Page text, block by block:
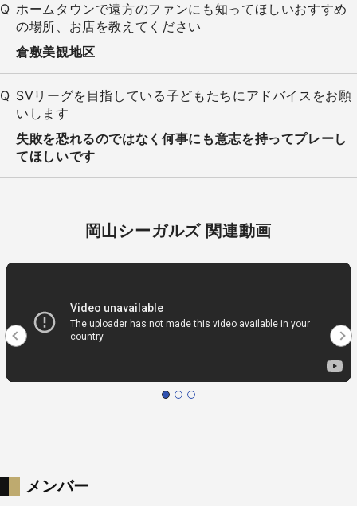
ホームタウンで遠方のファンにも知ってほしいおすすめ
の場所、お店を教えてください
倉敷美観地区
SVリーグを目指している子どもたちにアドバイスをお願
いします
失敗を恐れるのではなく何事にも意志を持ってプレーし
てほしいです
岡山シーガルズ 関連動画
メンバー